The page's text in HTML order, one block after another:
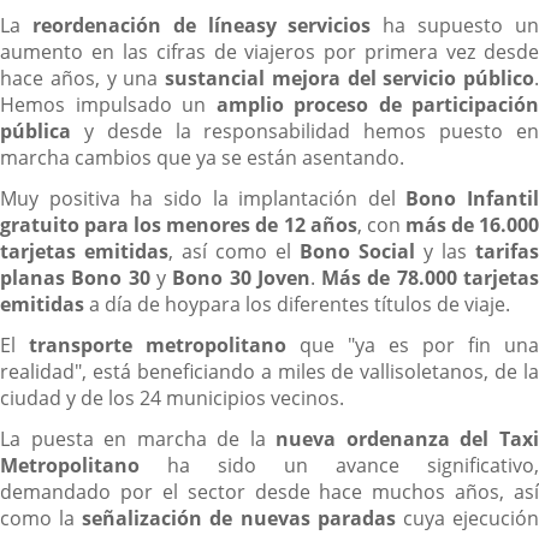
La reordenación de líneasy servicios ha supuesto un
aumento en las cifras de viajeros por primera vez desde
hace años, y una sustancial mejora del servicio público.
Hemos impulsado un amplio proceso de participación
pública y desde la responsabilidad hemos puesto en
marcha cambios que ya se están asentando.
Muy positiva ha sido la implantación del Bono Infantil
gratuito para los menores de 12 años, con más de 16.000
tarjetas emitidas, así como el Bono Social y las tarifas
planas Bono 30y Bono 30 Joven. Más de 78.000 tarjetas
emitidasa día de hoypara los diferentes títulos de viaje.
El transporte metropolitano que "ya es por fin una
realidad", está beneficiando a miles de vallisoletanos, de la
ciudad y de los 24 municipios vecinos.
La puesta en marcha de la nueva ordenanza del Taxi
Metropolitano ha sido un avance significativo,
demandado por el sector desde hace muchos años, así
como laseñalización de nuevas paradascuya ejecución